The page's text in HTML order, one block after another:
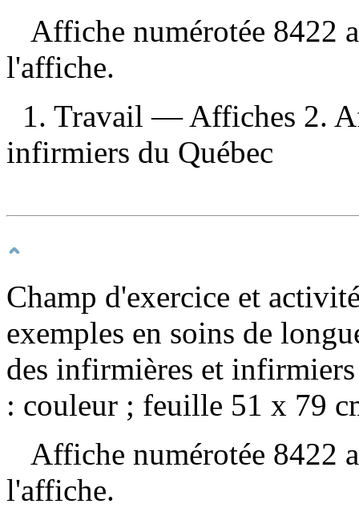
Affiche numérotée 8422
l'affiche.
1. Travail — Affiches 2.
infirmiers du Québec
Champ d'exercice et
exemples en soins de
des infirmières et
: couleur ; feuille 51 x 79
Affiche numérotée 8422
l'affiche.